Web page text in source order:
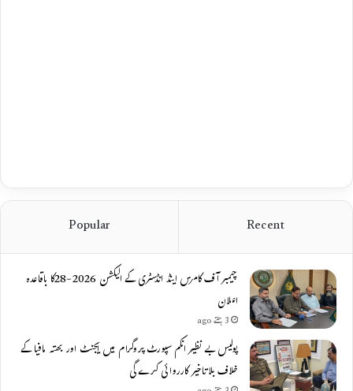
Recent
Popular
چیمبر آف کامرس اینڈ انڈسٹری کے الیکشن 2026-28کا باقاعدہ
اعلان
3 ہفتے ago
پولیس بے نظیر انکم سپورٹ پروگرام میں ایجنٹ اور بھتہ مافیا کے
خلاف بلاتاخیر کارروائی کرے گی